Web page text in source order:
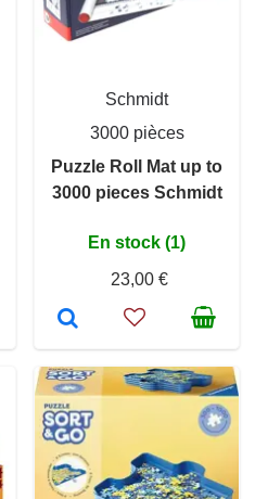
Schmidt
3000 pièces
Puzzle Roll Mat up to
3000 pieces Schmidt
En stock (1)
23,00 €